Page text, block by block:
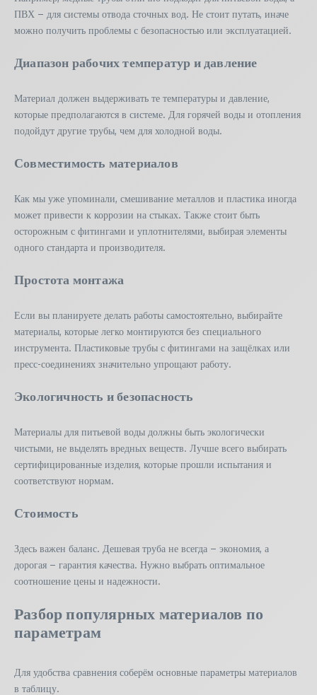
ПВХ – для системы отвода сточных вод. Не стоит путать, иначе
можно получить проблемы с безопасностью или эксплуатацией.
Диапазон рабочих температур и давление
Материал должен выдерживать те температуры и давление,
которые предполагаются в системе. Для горячей воды и отопления
подойдут другие трубы, чем для холодной воды.
Совместимость материалов
Как мы уже упоминали, смешивание металлов и пластика иногда
может привести к коррозии на стыках. Также стоит быть
осторожным с фитингами и уплотнителями, выбирая элементы
одного стандарта и производителя.
Простота монтажа
Если вы планируете делать работы самостоятельно, выбирайте
материалы, которые легко монтируются без специального
инструмента. Пластиковые трубы с фитингами на защёлках или
пресс-соединениях значительно упрощают работу.
Экологичность и безопасность
Материалы для питьевой воды должны быть экологически
чистыми, не выделять вредных веществ. Лучше всего выбирать
сертифицированные изделия, которые прошли испытания и
соответствуют нормам.
Стоимость
Здесь важен баланс. Дешевая труба не всегда – экономия, а
дорогая – гарантия качества. Нужно выбрать оптимальное
соотношение цены и надежности.
Разбор популярных материалов по
параметрам
Для удобства сравнения соберём основные параметры материалов
в таблицу.